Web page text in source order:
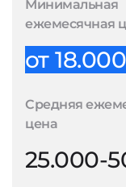
Минимальная
ежемесячная
от
Средняя
цена
25.000-